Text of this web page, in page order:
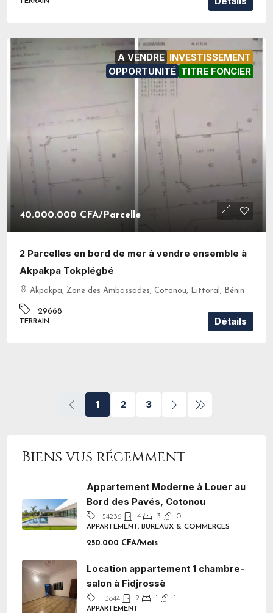
A VENDRE INVESTISSEMENT
OPPORTUNITÉ TITRE FONCIER
40.000.000 CFA/Parcelle
2 Parcelles en bord de mer à vendre ensemble à
Akpakpa Tokplégbé
Akpakpa, Zone des Ambassades, Cotonou, Littoral, Bénin
29668
TERRAIN Détails
1 2 3
Biens vus récemment
Appartement Moderne à Louer au
Bord des Pavés, Cotonou
54236 4 3
0
APPARTEMENT, BUREAUX & COMMERCES
250.000 CFA/Mois
Location appartement 1 chambre-
salon à Fidjrossè
13844 2 1
1
APPARTEMENT